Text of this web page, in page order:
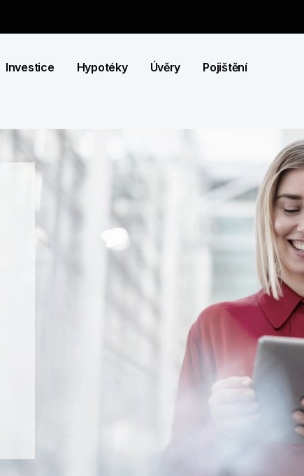
Investice Hypotéky Úvěry Pojištění